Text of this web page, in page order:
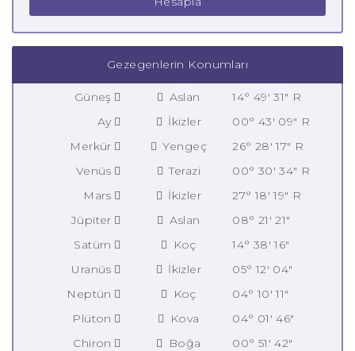
Gezegenlerin Konumları
Güneş Aslan
14° 49' 31" R
Ay
İkizler
00° 43' 09" R
Merkür
Yengeç
26° 28' 17" R
Venüs
Terazi
00° 30' 34" R
Mars
İkizler
27° 18' 19" R
Jüpiter
Aslan
08° 21' 21"
Satürn
Koç
14° 38' 16"
Uranüs
İkizler
05° 12' 04"
Neptün
Koç
04° 10' 11"
Plüton
Kova
04° 01' 46"
Chiron
Boğa
00° 51' 42"